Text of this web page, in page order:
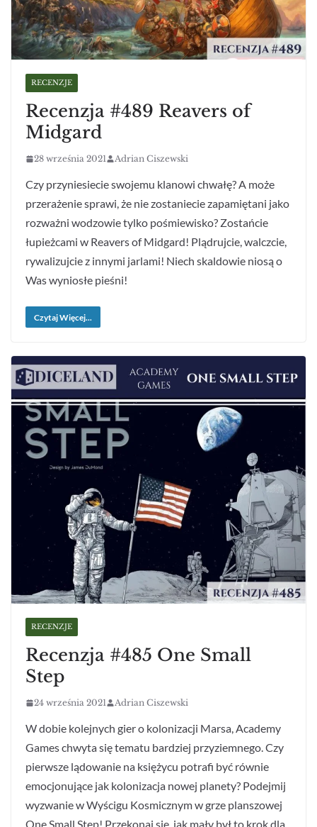
RECENZJE
Recenzja #489 Reavers of
Midgard
28 września 2021 Adrian Ciszewski
Czy przyniesiecie swojemu klanowi chwałę? A może
przerażenie sprawi, że nie zostaniecie zapamiętani jako
rozważni wodzowie tylko pośmiewisko? Zostańcie
łupieżcami w Reavers of Midgard! Plądrujcie, walczcie,
rywalizujcie z innymi jarlami! Niech skaldowie niosą o
Was wyniosłe pieśni!
Czytaj Więcej...
RECENZJE
Recenzja #485 One Small
Step
24 września 2021 Adrian Ciszewski
W dobie kolejnych gier o kolonizacji Marsa, Academy
Games chwyta się tematu bardziej przyziemnego. Czy
pierwsze lądowanie na księżycu potrafi być równie
emocjonujące jak kolonizacja nowej planety? Podejmij
wyzwanie w Wyścigu Kosmicznym w grze planszowej
One Small Step! Przekonaj się, jak mały był to krok dla